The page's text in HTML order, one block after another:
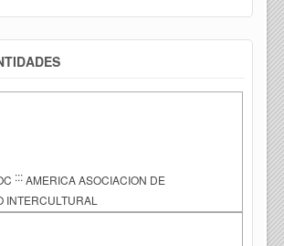
::: AMERICA ASOCIACION DE
INTERCULTURAL